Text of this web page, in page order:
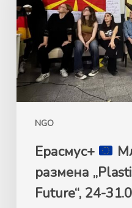
NGO
„Plastic
Free
Green
Future“,
24-
31.05.2026
Германија
Ерасмус+
размена
Future“, 24-